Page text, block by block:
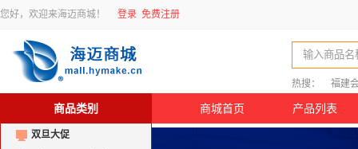
您好，欢迎来海迈商城！ 登录 免费注册
输入商品名
热搜： 福建
商品类别 商城首页 产品列表
双旦大促